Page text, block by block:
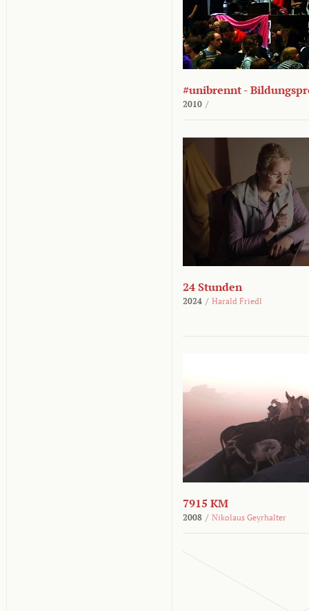
#unibrennt -
2010 /
24 Stunden
2024 / Harald Friedl
7915 KM
2008 / Nikolaus Geyrhalter